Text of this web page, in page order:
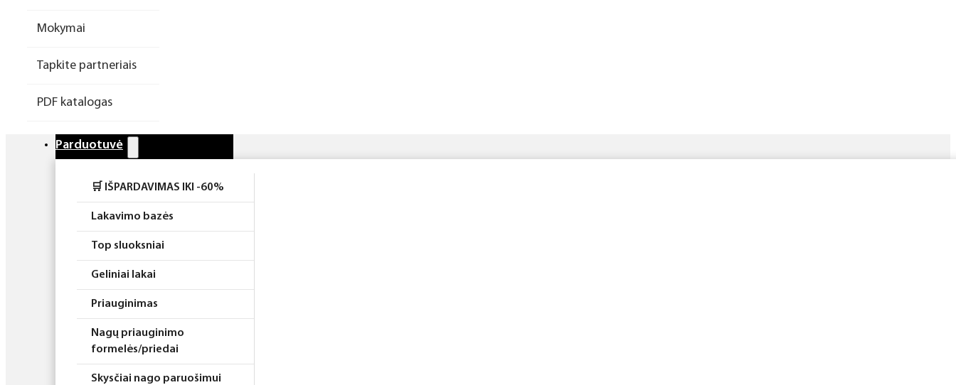
Rinkiniai
Mokymai
Tapkite partneriais
PDF katalogas
Parduotuvė
🛒 IŠPARDAVIMAS IKI -60%
Lakavimo bazės
Top sluoksniai
Geliniai lakai
Priauginimas
Nagų priauginimo
formelės/priedai
Skysčiai nago paruošimui